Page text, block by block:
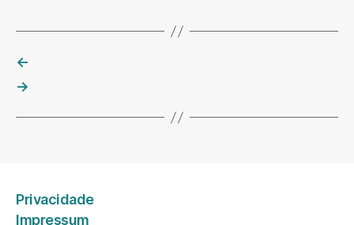
←
→
Privacidade
Impressum